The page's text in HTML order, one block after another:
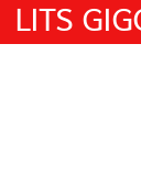
LITS